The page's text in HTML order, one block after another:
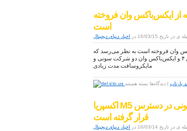
را
تایید
آیفون
نیست:
عامل
Meizu
اخبار
رفته
بدنه‌ی
آیفون
کرده
و
بیش از ۲۰ میلیون نسه از ایکس‌باکس وان فروخته
است
تاریخ 16/03/15 در اخبار دنیای دیجیتال
نسه از ایکس‌باکس وان فروخته است به نظر می‌رسد که
نبرد بین کنسول‌های بازی پایانی ندارد، پلی‌استیشن ۴ و ایکس‌باکس وان دو شرکت سونی و
مایکروسافت مدت زیادی
بازتاب | دیدگاه‌ها
برای
بیش
۲۰
میلیون
بسته هستند
اکسپریا M5 سونی اکنون در فروشگاه‌های اروپایی سونی در دسترس
قرار گرفته است
تاریخ 16/03/14 در اخبار دنیای دیجیتال